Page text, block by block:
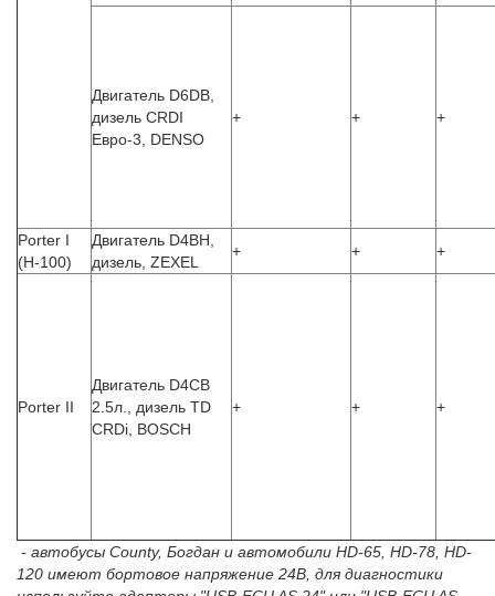
Двигатель D6DB,
дизель CRDI
Евро-3, DENSO
+ + +
Porter I
(H-100)
Двигатель D4BH,
дизель, ZEXEL
+ + +
Porter II
Двигатель D4CB
2.5л., дизель TD
CRDi, BOSCH
+ + +
- автобусы County, Богдан и автомобили HD-65, HD-78, HD-
120 имеют бортовое напряжение 24В, для диагностики